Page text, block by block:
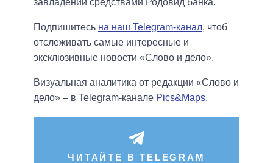
Подпишитесь на наш Telegram-канал, чтоб
отслеживать самые интересные и
эксклюзивные новости «Слово и дело».
Визуальная аналитика от редакции «Слово и
дело» – в Telegram-канале Pics&Maps.
ЧИТАЙТЕ В TELEGRAM